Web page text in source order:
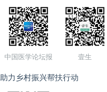
中国医学论坛报 壹生
助力乡村振兴帮扶行动